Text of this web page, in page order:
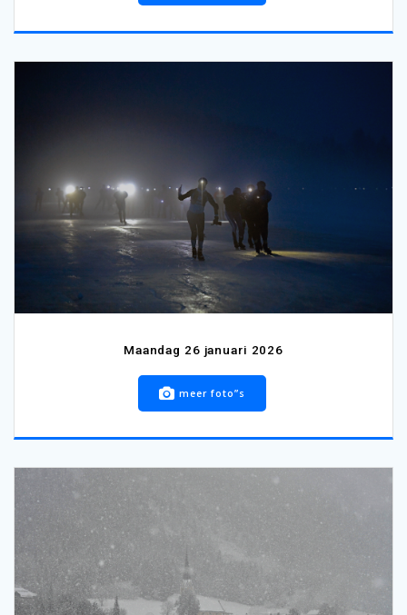
Maandag 26 januari 2026
meer foto”s